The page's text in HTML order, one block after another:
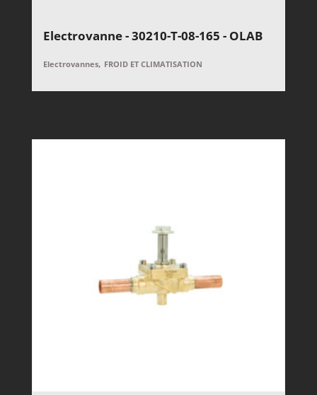
Electrovanne - 30210-T-08-165 - OLAB
Electrovannes, FROID ET CLIMATISATION